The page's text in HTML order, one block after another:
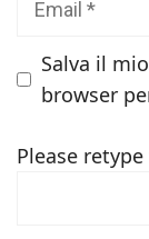
Salva il
browser
Please